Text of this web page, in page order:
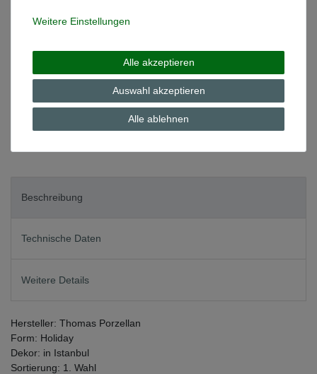
auf Lager
In den Warenkorb
* inkl. ges. MwSt. zzgl.Versandkosten
Beschreibung
Technische Daten
Weitere Details
Hersteller: Thomas Porzellan
Form: Holiday
Dekor: in Istanbul
Sortierung: 1. Wahl
Weitere Einstellungen
Alle akzeptieren
Auswahl akzeptieren
Alle ablehnen